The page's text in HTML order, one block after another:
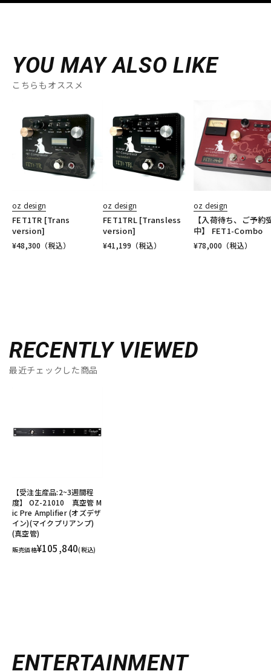
YOU MAY ALSO LIKE
こちらもオススメ
oz design
FET1TR [Trans
version]
¥48,300 （税込）
oz design
FET1TRL [Transless
version]
¥41,199 （税込）
oz design
【入荷待ち、ご予約
中】 FET1-Combo
¥78,000 （税込）
RECENTLY VIEWED
最近チェックした商品
【受注生産品:2~3週間程
度】 OZ-21010 真空管 M
ic Pre Amplifier (オズデザ
イン)(マイクプリアンプ)
(真空管)
販売価格¥105,840(税込)
ENTERTAINMENT